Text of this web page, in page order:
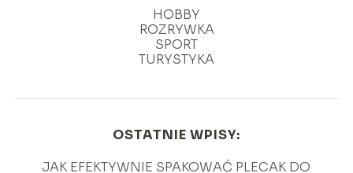
HOBBY
ROZRYWKA
SPORT
TURYSTYKA
OSTATNIE WPISY:
JAK EFEKTYWNIE SPAKOWAĆ PLECAK DO